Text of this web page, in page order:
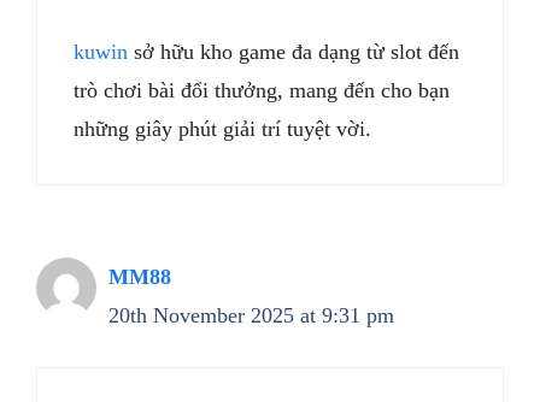
kuwin sở hữu kho game đa dạng từ slot đến
trò chơi bài đổi thưởng, mang đến cho bạn
những giây phút giải trí tuyệt vời.
MM88
20th November 2025 at 9:31 pm